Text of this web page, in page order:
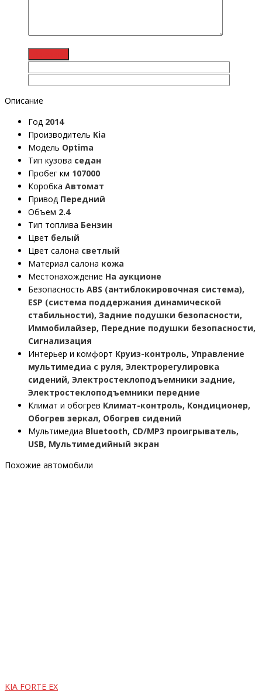
Описание
Год 2014
Производитель Kia
Модель Optima
Тип кузова седан
Пробег км 107000
Коробка Автомат
Привод Передний
Объем 2.4
Тип топлива Бензин
Цвет белый
Цвет салона светлый
Материал салона кожа
Местонахождение На аукционе
Безопасность ABS (антиблокировочная система),
ESP (система поддержания динамической
стабильности), Задние подушки безопасности,
Иммобилайзер, Передние подушки безопасности,
Сигнализация
Интерьер и комфорт Круиз-контроль, Управление
мультимедиа с руля, Электрорегулировка
сидений, Электростеклоподъемники задние,
Электростеклоподъемники передние
Климат и обогрев Климат-контроль, Кондиционер,
Обогрев зеркал, Обогрев сидений
Мультимедиа Bluetooth, CD/MP3 проигрыватель,
USB, Мультимедийный экран
Похожие автомобили
KIA FORTE EX